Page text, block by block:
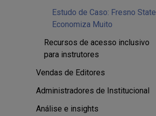
Estudo de Caso: Fresno State
Economiza Muito
Recursos de acesso inclusivo
para instrutores
Vendas de Editores
Administradores de Institucional
Análise e insights